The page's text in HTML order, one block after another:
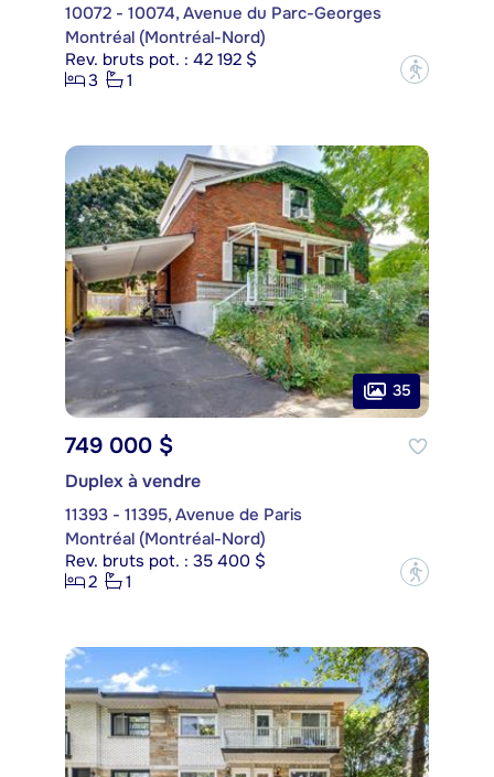
10072 - 10074, Avenue du Parc-Georges
Montréal (Montréal-Nord)
Rev. bruts pot. : 42 192 $
3
1 ?
35
749 000 $
Duplex à vendre
11393 - 11395, Avenue de Paris
Montréal (Montréal-Nord)
Rev. bruts pot. : 35 400 $
2
1 ?